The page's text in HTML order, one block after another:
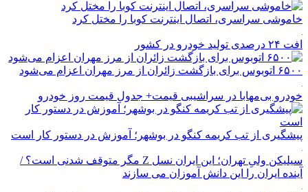
خاموشی سراسری، اتصال اینترنت کوبا را مختل کرد
افت ۲۴ درصدی تولید خودرو در کشور
۶۵۰۰ اتوبوس برای بازگشت زائران از مرز مهران اعزام می‌شود
خودرو بی‌مهابا در سراشیبی قیمت+ جدول قیمت روز خودرو
پیشگیری از تب کریمه کنگو در بوشهر؛ آموزش در دستور کار است
سیلیکن ولیِ تهران؛ این ایران نسل Z مگر متوقف شدنی است؟ /
آینده ایران را این دانش آموزان می سازند